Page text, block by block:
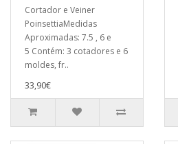
Cortador e Veiner
PoinsettiaMedidas
Aproximadas: 7.5 , 6 e
5 Contém: 3 cotadores e 6
moldes, fr..
33,90€